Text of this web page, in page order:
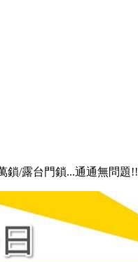
鎖/露台門鎖...通通無問題!!